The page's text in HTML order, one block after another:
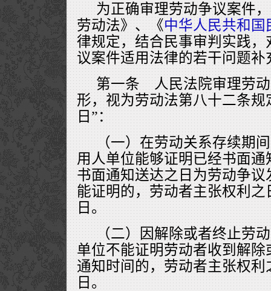
为正确审理劳动争议案件
劳动法》、《中华人民共和国
律规定，结合民事审判实践
议案件适用法律的若干问题补
第一条 人民法院审理劳
形，视为劳动法第八十二条规
日”：
（一）在劳动关系存续期
用人单位能够证明已经书面
书面通知送达之日为劳动争
能证明的，劳动者主张权利
日。
（二）因解除或者终止劳
单位不能证明劳动者收到解
通知时间的，劳动者主张权
日。